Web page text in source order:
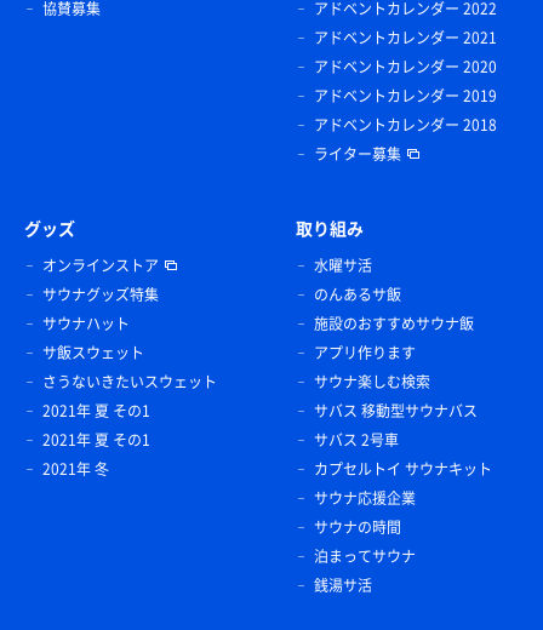
協賛募集
アドベントカレンダー 2022
アドベントカレンダー 2021
アドベントカレンダー 2020
アドベントカレンダー 2019
アドベントカレンダー 2018
ライター募集
グッズ
オンラインストア
サウナグッズ特集
サウナハット
サ飯スウェット
さうないきたいスウェット
2021年 夏 その1
2021年 夏 その1
2021年 冬
取り組み
水曜サ活
のんあるサ飯
施設のおすすめサウナ飯
アプリ作ります
サウナ楽しむ検索
サバス 移動型サウナバス
サバス 2号車
カプセルトイ サウナキット
サウナ応援企業
サウナの時間
泊まってサウナ
銭湯サ活